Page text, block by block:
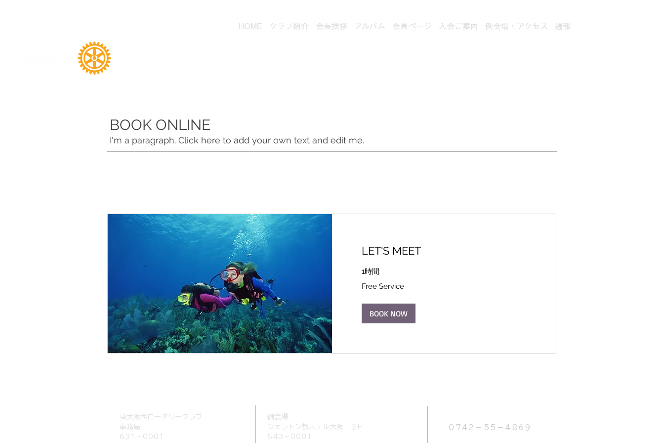
HOME クラブ紹介 会長挨拶 アルバム 会員ページ 入会ご案内 例会場・アクセス 週報
BOOK ONLINE
I'm a paragraph. Click here to add your own text and edit me.
LET'S MEET
1時間
Service
Free Service
BOOK NOW
東大阪西ロータリークラブ
事務局
631‐0001
例会場
​シェラトン都ホテル大阪 ３F
543－0001
0742－55－4869